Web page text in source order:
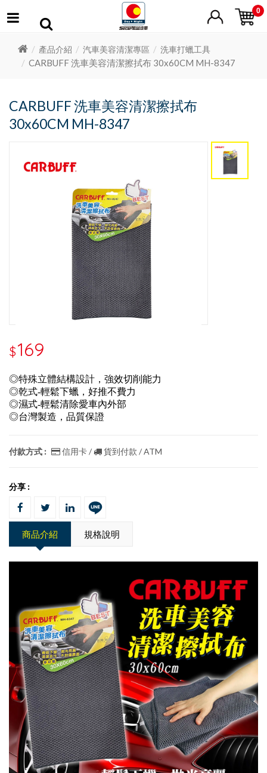
0
產品介紹 汽車美容清潔專區 洗車打蠟工具
CARBUFF 洗車美容清潔擦拭布 30x60CM MH-8347
CARBUFF 洗車美容清潔擦拭布
30x60CM MH-8347
$169
◎特殊立體結構設計，強效切削能力
◎乾式-輕鬆下蠟，好推不費力
◎濕式-輕鬆清除愛車內外部
◎台灣製造，品質保證
付款方式 : 信用卡 / 貨到付款 / ATM
分享 :
商品介紹 規格說明